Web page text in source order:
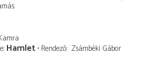
Hamlet Rendező Zsámbéki Gábor